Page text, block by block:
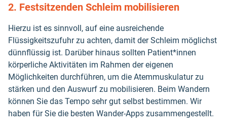
2. Festsitzenden Schleim mobilisieren
Hierzu ist es sinnvoll, auf eine ausreichende
Flüssigkeitszufuhr zu achten, damit der Schleim möglichst
dünnflüssig ist. Darüber hinaus sollten Patient*innen
körperliche Aktivitäten im Rahmen der eigenen
Möglichkeiten durchführen, um die Atemmuskulatur zu
stärken und den Auswurf zu mobilisieren. Beim Wandern
können Sie das Tempo sehr gut selbst bestimmen. Wir
haben für Sie die besten Wander-Apps zusammengestellt.